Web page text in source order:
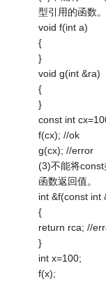
型引用的函数。
void f(int a)
{
}
void g(int &ra)
{
}
const int
f(cx); //ok
g(cx); //error
(3)不能将
函数返回值。
int &f(const int
{
return rca; //
}
int x=100;
f(x);